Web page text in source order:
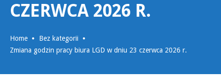
CZERWCA 2026 R.
Home
Bez kategorii
Zmiana godzin pracy biura LGD w dniu 23 czerwca 2026 r.